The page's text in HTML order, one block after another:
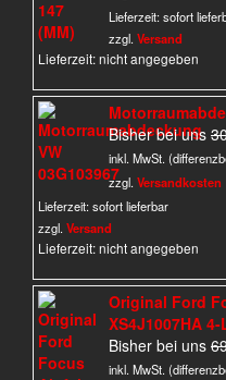
Lieferzeit:sofort
zzgl. Versand
Lieferzeit: nicht angegeben
Bisher bei uns
inkl. MwSt.
zzgl. Versandkosten
Lieferzeit:sofort lieferbar
zzgl. Versand
Lieferzeit: nicht angegeben
Original Ford
XS4J1007HA
Bisher bei uns
inkl. MwSt.